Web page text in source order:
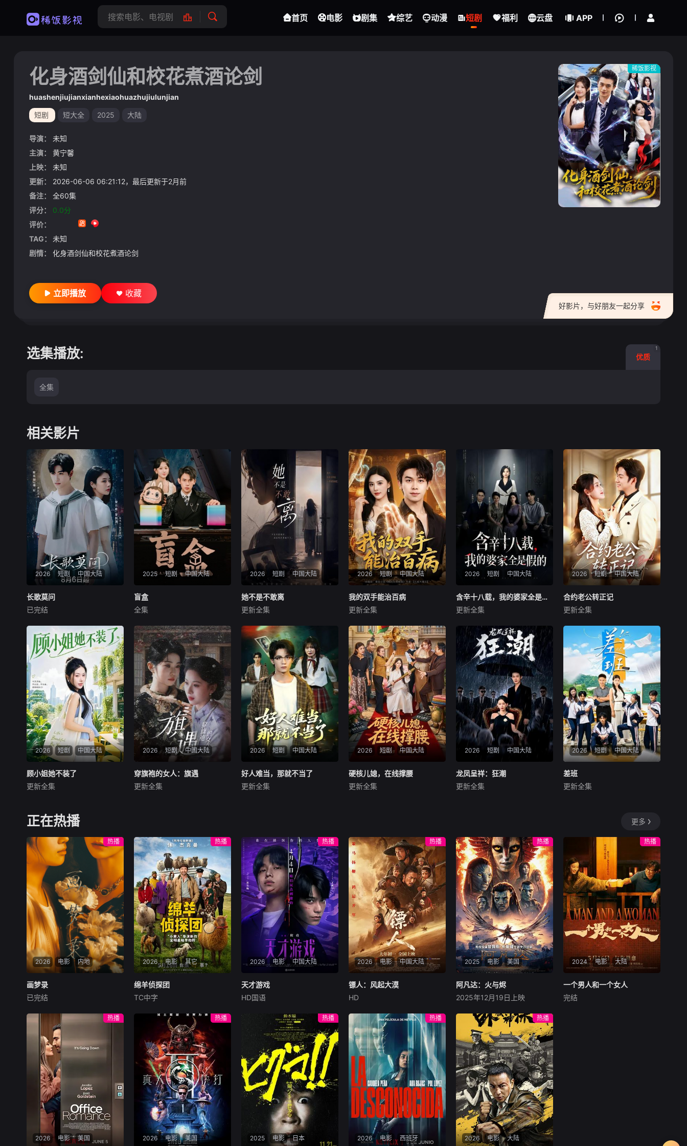
首页 电影 剧集 综艺 动漫 短剧 福利 云盘 APP
稀饭影视
化身酒剑仙和校花煮酒论剑
huashenjiujianxianhexiaohuazhujiulunjian
短剧 短大全 2025 大陆
导演：
未知
主演：
黄宁馨
上映：
未知
更新：
2026-06-06 06:21:12，最后更新于2月前
备注：
全60集
评分：
0.0分
评价：
TAG：
未知
剧情：
化身酒剑仙和校花煮酒论剑
好影片，与好朋友一起分享
立即播放 收藏
选集播放: 优质
1
全集
相关影片
2026 短剧 中国大陆
长歌莫问
蔡正杰
千年前，雍国泥塑世家楚门因
进贡的“十二生肖”离奇流血炸
裂，惨遭满门流放，楚父以死
鸣冤。楚家大小姐楚梓鸢带着
滔天恨意，在屠刀落地的瞬
间，灵魂跨越千年，附身到了
与她容貌一模一样的女大学生
——楚长歌的身上。
长歌莫问
已完结
2025 短剧 中国大陆
盲盒
未知
剧情简介暂缺，敬请期待
盲盒
全集
2026 短剧 中国大陆
她不是不敢离
王晓蒙＆许明铮
暂无内容
她不是不敢离
更新全集
2026 短剧 中国大陆
我的双手能治百病
胡文飞＆朱梦茹
暂无内容
我的双手能治百病
更新全集
2026 短剧 中国大陆
含辛十八载，我的婆家全是假的
张耀尹＆伍京隽
暂无内容
含辛十八载，我的婆家全是假的
更新全集
2026 短剧 中国大陆
合约老公转正记
姜恺琳＆王厂
暂无内容
合约老公转正记
更新全集
2026 短剧 中国大陆
顾小姐她不装了
辛润茜＆刘蕙宾
顾小姐她不装了
更新全集
2026 短剧 中国大陆
穿旗袍的女人：旗遇
椰椰＆哲宇
穿旗袍的女人：旗遇
更新全集
2026 短剧 中国大陆
好人难当，那就不当了
亦＆常珂欣
好人难当，那就不当了
更新全集
2026 短剧 中国大陆
硬核儿媳，在线撑腰
游雅＆曾乙同
硬核儿媳，在线撑腰
更新全集
2026 短剧 中国大陆
龙凤呈祥：狂潮
郑天龙＆汪心宇
龙凤呈祥：狂潮
更新全集
2026 短剧 中国大陆
差班
王关彭＆张潇予
差班
更新全集
正在热播 更多
2026 电影 内地
热播
画梦录
代露娃
民国的上海滩，身怀绝技的孤
女画师许雁真，意外与身陷危
局的融汇银行总账姜心羽产生
交集。姜心羽遭人陷害，只得
与许雁真结盟，彼时银行欲将
国宝名画低价卖给外国人，许
雁真凭借自身精湛画技仿造名
画、偷天换日。几经波折，两
人联手在各方势力的夹缝间巧
妙周旋，共历险阻，破解重重
困境。
画梦录
已完结
2026 电影 其它
热播
绵羊侦探团
牧羊人乔治（休·杰克曼
饰）最爱给羊群读侦探小说，
没想到自己有一天会离奇死
亡。他留下的3000万巨额遗
产，让每个人貌似都有犯罪动
机。警察毫无头绪之时，羊群
们决定“不务正业”迈出牧场，
追查牧羊人“躺平
绵羊侦探团
TC中字
2026 电影 中国大陆
热播
天才游戏
彭昱畅
穷途末路的天才少年刘全龙
（彭昱畅 饰），被偏执富家公
子陈伦（丁禹兮 饰）选中，被
迫踏入一场为他量身打造的
“换命游戏”。豪华别墅、名车
名表、神秘女友全部备齐，在
陈伦的精心打造下，刘全龙瞬
间拥有顶配人生。
天才游戏
HD国语
2026 电影 中国大陆
热播
镖人：风起大漠
大漠之上，镖人、官府、西域
五大家族等多方势力盘根错
节、暗潮涌动。“天字第二号
逃犯”刀马接下特殊押镖任
务，和同伴一起从西域护镖远
赴长安。不料，他们的护送对
象竟是“天字第一号逃犯”知世
郎……天下熙熙皆为利来，各
方势力闻风入局，抢镖厮杀接
连上演……
镖人：风起大漠
HD
2025 电影 美国
热播
阿凡达：火与烬
萨姆·沃辛顿
佐伊·索尔达娜
影片聚焦杰克·萨利与奈蒂莉一
家的命运起伏，在前作的情感
余波之上，深刻描绘一个家族
在战火中如何成长、并共同守
护血脉相连的情感纽带的历
程，从而将故事推向更具张力
的全新维度。此外，潘多拉的
全新领域也即将揭晓
阿凡达：火与烬
2025年12月19日上映
2024 电影 大陆
热播
一个男人和一个女人
黄渤
一个男人和一个女人
完结
2026 电影 美国
热播
2026 电影 美国
热播
2025 电影 日本
热播
2026 电影 西班牙
热播
2026 电影 大陆
热播